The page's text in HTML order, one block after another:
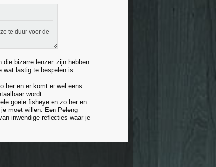
te duur voor de
die bizarre lenzen zijn hebben
wat lastig te bespelen is
her en er komt er wel eens
wordt.
goeie fisheye en zo her en
moet willen. Een Peleng
inwendige reflecties waar je